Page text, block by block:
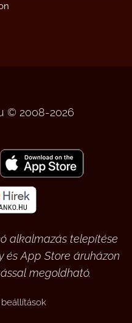
© 2008-2026
alkalmazás telepítése
és App Store áruházon
megoldható.